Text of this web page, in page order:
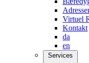
Virtuel
Kontakt
da
en
Services